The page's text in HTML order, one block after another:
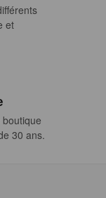
et
30 ans.